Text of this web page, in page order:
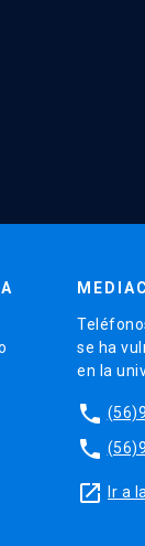
se ha
en la
phone
phone
launch Ir a